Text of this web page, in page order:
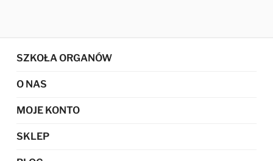
SZKOŁA ORGANÓW
O NAS
MOJE KONTO
SKLEP